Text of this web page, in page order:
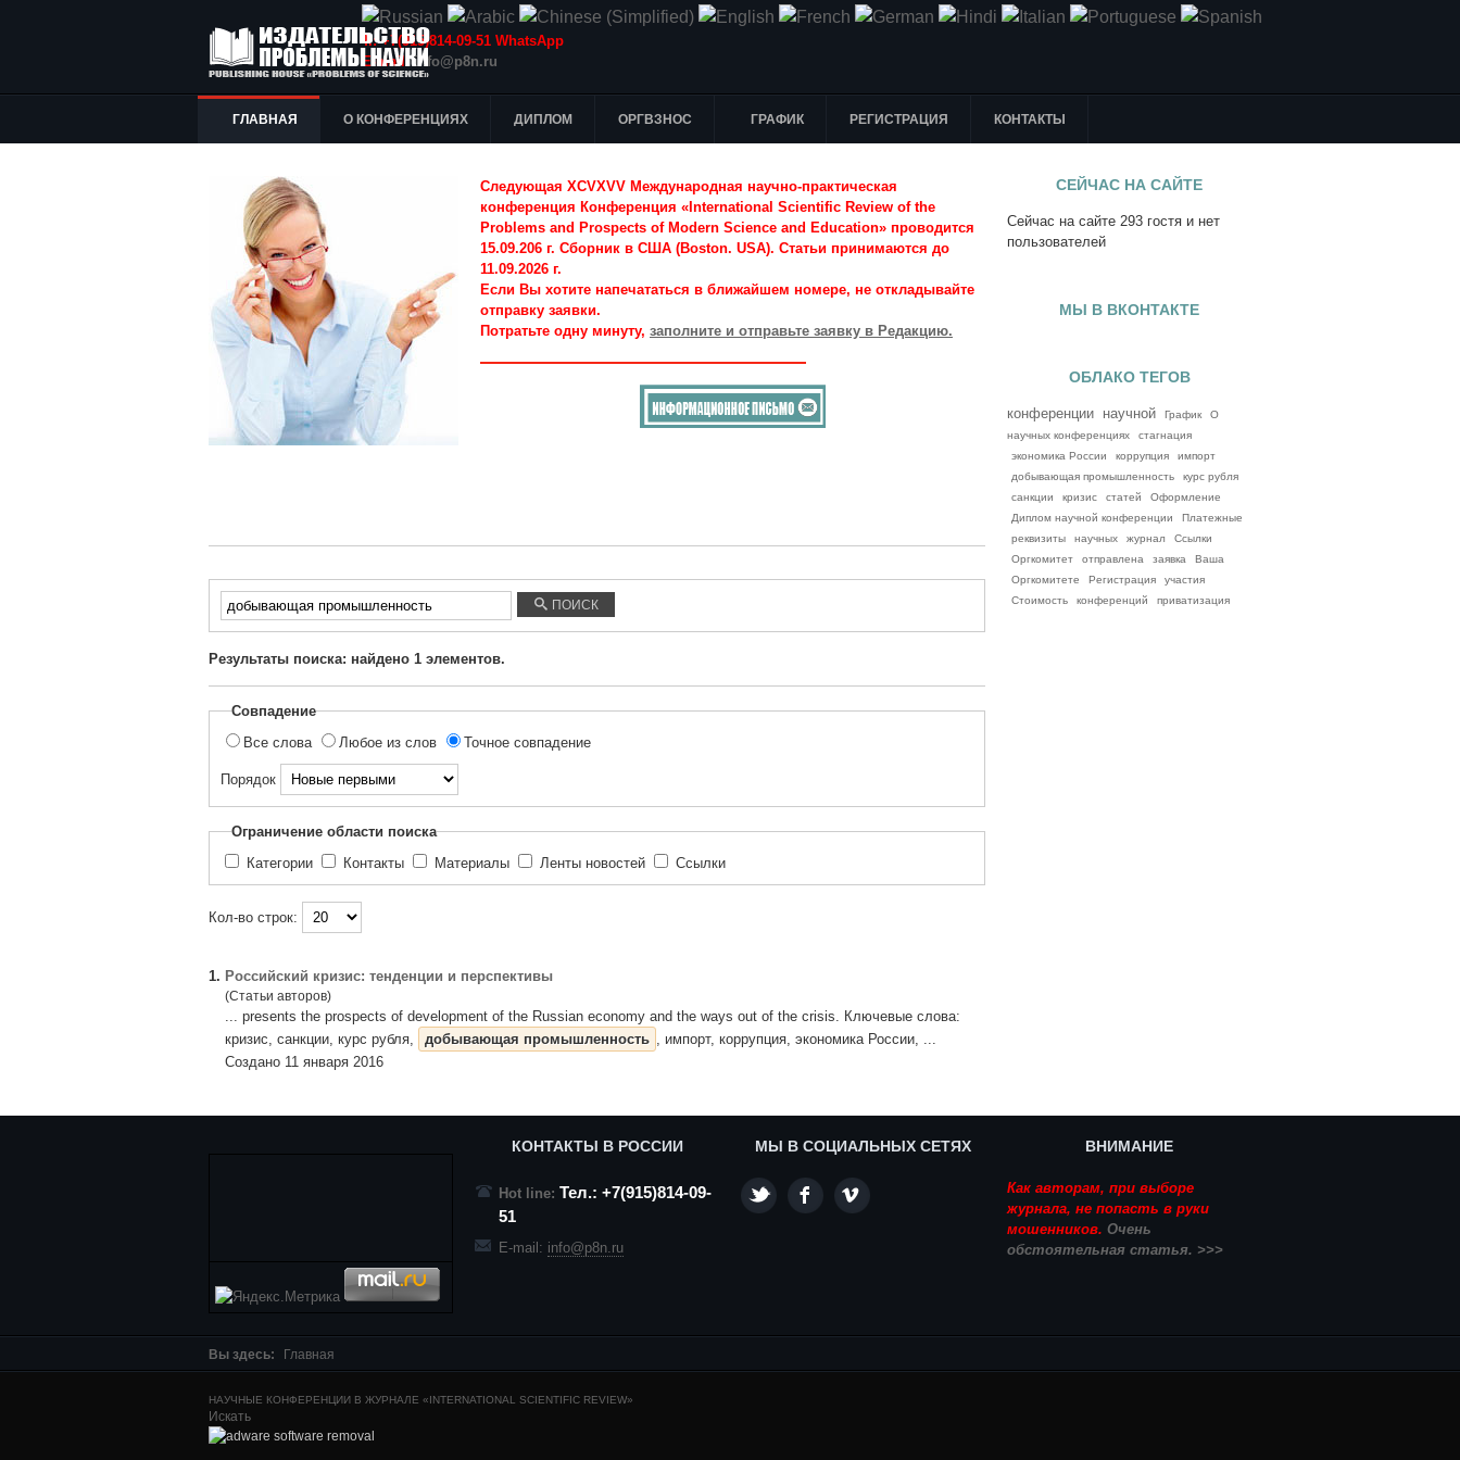
Т.: +7(915)814-09-51 WhatsApp
E-mail:info@p8n.ru
ГЛАВНАЯ О КОНФЕРЕНЦИЯХ ДИПЛОМ ОРГВЗНОС ГРАФИК РЕГИСТРАЦИЯ КОНТАКТЫ
Следующая XCVXVV Международная научно-практическая
конференция Конференция «International Scientific Review of the
Problems and Prospects of Modern Science and Education» проводится
15.09.206 г. Сборник в США (Boston. USA). Статьи принимаются до
11.09.2026 г.
Если Вы хотите напечататься в ближайшем номере, не откладывайте
отправку заявки.
Потратьте одну минуту, заполните и отправьте заявку в Редакцию.
Введите
текст
поиска...
ПОИСК
Результаты поиска: найдено 1 элементов.
Совпадение
Все слова
Любое из слов Точное совпадение
Порядок
Ограничение области поиска
Категории
Контакты Материалы Ленты новостей Ссылки
Кол-во строк:
1. Российский кризис: тенденции и перспективы
(Статьи авторов)
... presents the prospects of development of the Russian economy and the ways out of the crisis. Ключевые слова:
кризис, санкции, курс рубля,
добывающая промышленность , импорт, коррупция, экономика России, ...
Создано 11 января 2016
СЕЙЧАС НА САЙТЕ
Сейчас на сайте 293 гостя и нет
пользователей
МЫ В ВКОНТАКТЕ
ОБЛАКО ТЕГОВ
конференции научной График
О
научных конференциях
стагнация
экономика России
коррупция
импорт
добывающая промышленность
курс рубля
санкции
кризис статей
Оформление
Диплом научной конференции
Платежные
реквизиты
научных журнал
Ссылки
Оргкомитет
отправлена заявка
Ваша
Оргкомитете
Регистрация
участия
Стоимость
конференций приватизация
КОНТАКТЫ В РОССИИ
Hot line: Тел.: +7(915)814-09-
51
E-mail: info@p8n.ru
МЫ В СОЦИАЛЬНЫХ СЕТЯХ ВНИМАНИЕ
Как авторам, при выборе
журнала, не попасть в руки
мошенников. Очень
обстоятельная статья. >>>
Вы здесь: Главная
НАУЧНЫЕ КОНФЕРЕНЦИИ В ЖУРНАЛЕ «INTERNATIONAL SCIENTIFIC REVIEW»
Искать